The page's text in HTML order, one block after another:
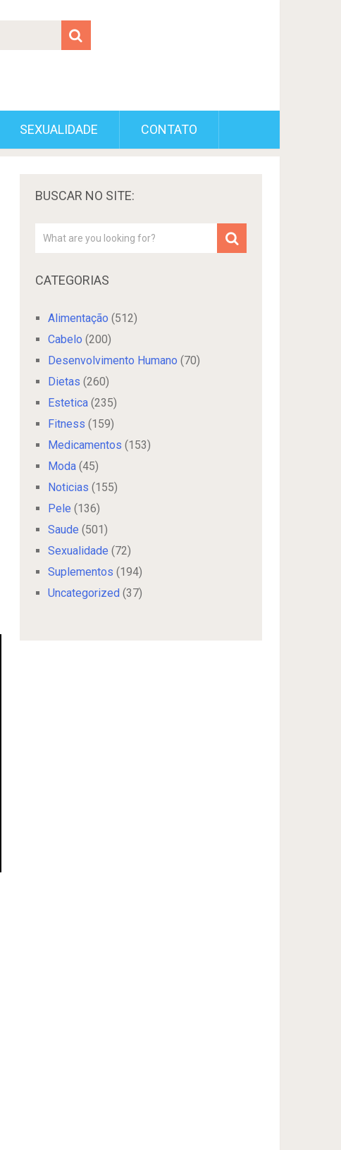
SEXUALIDADE CONTATO
BUSCAR NO SITE:
CATEGORIAS
Alimentação (512)
Cabelo (200)
Desenvolvimento Humano (70)
Dietas (260)
Estetica (235)
Fitness (159)
Medicamentos (153)
Moda (45)
Noticias (155)
Pele (136)
Saude (501)
Sexualidade (72)
Suplementos (194)
Uncategorized (37)